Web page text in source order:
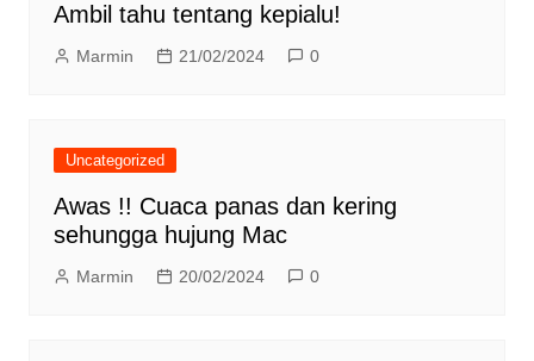
Ambil tahu tentang kepialu!
Marmin 21/02/2024 0
Uncategorized
Awas !! Cuaca panas dan kering
sehungga hujung Mac
Marmin 20/02/2024 0